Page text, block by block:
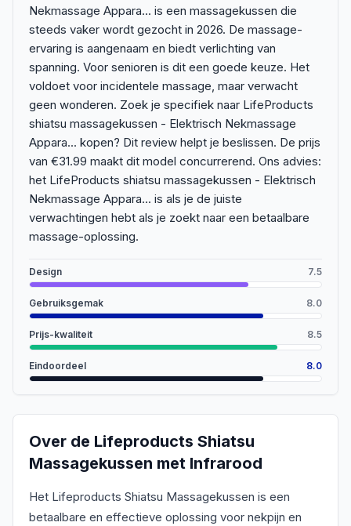
Nekmassage Appara... is een massagekussen die
steeds vaker wordt gezocht in 2026. De massage-
ervaring is aangenaam en biedt verlichting van
spanning. Voor senioren is dit een goede keuze. Het
voldoet voor incidentele massage, maar verwacht
geen wonderen. Zoek je specifiek naar LifeProducts
shiatsu massagekussen - Elektrisch Nekmassage
Appara... kopen? Dit review helpt je beslissen. De prijs
van €31.99 maakt dit model concurrerend. Ons advies:
het LifeProducts shiatsu massagekussen - Elektrisch
Nekmassage Appara... is als je de juiste
verwachtingen hebt als je zoekt naar een betaalbare
massage-oplossing.
Design 7.5
Gebruiksgemak 8.0
Prijs-kwaliteit 8.5
Eindoordeel 8.0
Over de Lifeproducts Shiatsu
Massagekussen met Infrarood
Het Lifeproducts Shiatsu Massagekussen is een
betaalbare en effectieve oplossing voor nekpijn en